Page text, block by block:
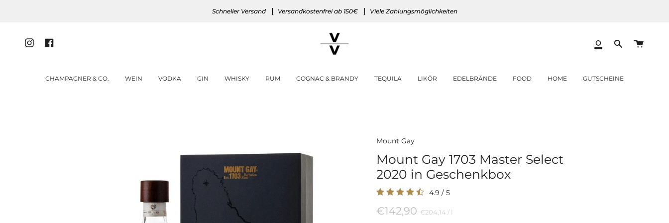
Schneller Versand Versandkostenfrei ab 150€ Viele Zahlungsmöglichkeiten
InstagramFacebook
Mein
Translation
CHAMPAGNER & CO. WEIN VODKA GIN WHISKY RUM COGNAC & BRANDY TEQUILA LIKÖR EDELBRÄNDE FOOD HOME GUTSCHEINE
Mount Gay
Mount Gay 1703 Master Select
2020 in Geschenkbox
4.9 / 5
€142,90 Preis
€204,14 /per
l